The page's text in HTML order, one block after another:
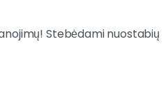
Stebėdami nuostabių